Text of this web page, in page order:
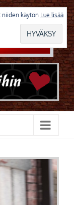
niiden käytön Lue lisää